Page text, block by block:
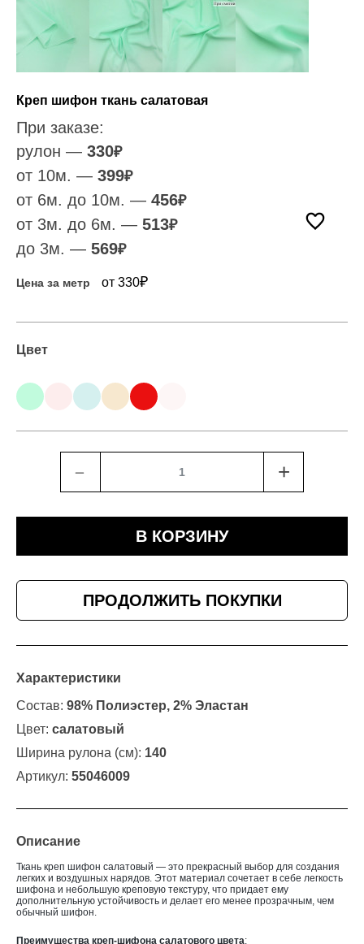
Креп шифон ткань салатовая
При заказе:
рулон — 330₽
от 10м. — 399₽
от 6м. до 10м. — 456₽
от 3м. до 6м. — 513₽
до 3м. — 569₽
Цена за метр от 330₽
Цвет
﹣ +
В КОРЗИНУ
ПРОДОЛЖИТЬ ПОКУПКИ
Характеристики
Состав: 98% Полиэстер, 2% Эластан
Цвет: салатовый
Ширина рулона (см): 140
Артикул: 55046009
Описание
Ткань креп шифон салатовый — это прекрасный выбор для создания
легких и воздушных нарядов. Этот материал сочетает в себе легкость
шифона и небольшую креповую текстуру, что придает ему
дополнительную устойчивость и делает его менее прозрачным, чем
обычный шифон.
Преимущества креп-шифона салатового цвета: